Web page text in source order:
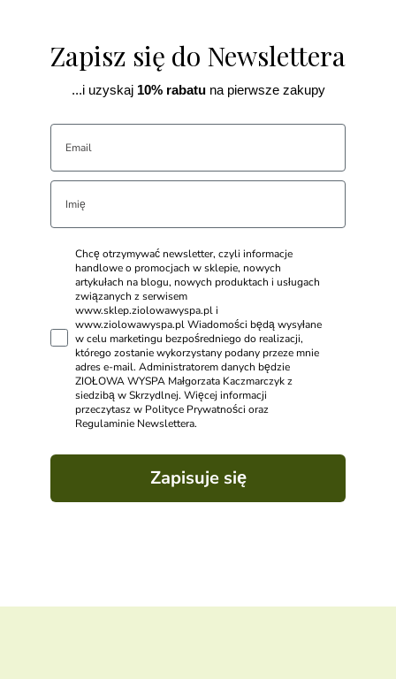
Zapisz się do Newslettera
...i uzyskaj10% rabatuna pierwsze zakupy
Chcę otrzymywać newsletter, czyli informacje
handlowe o promocjach w sklepie, nowych
artykułach na blogu, nowych produktach i usługach
związanych z serwisem
www.sklep.ziolowawyspa.pl i
www.ziolowawyspa.pl Wiadomości będą wysyłane
w celu marketingu bezpośredniego do realizacji,
którego zostanie wykorzystany podany przeze mnie
adres e-mail. Administratorem danych będzie
ZIOŁOWA WYSPA Małgorzata Kaczmarczyk z
siedzibą w Skrzydlnej. Więcej informacji
przeczytasz w Polityce Prywatności oraz
Regulaminie Newslettera.
Zapisuje się